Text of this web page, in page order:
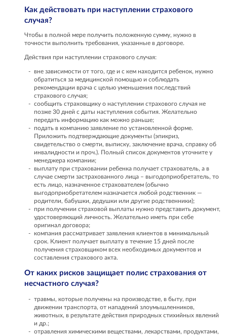
Как действовать при наступлении страхового
случая?
Чтобы в полной мере получить положенную сумму, нужно в
точности выполнить требования, указанные в договоре.
Действия при наступлении страхового случая:
вне зависимости от того, где и с кем находится ребенок, нужно
обратиться за медицинской помощью и соблюдать
рекомендации врача с целью уменьшения последствий
страхового случая;
сообщить страховщику о наступлении страхового случая не
позже 30 дней с даты наступления события. Желательно
передать информацию как можно раньше;
подать в компанию заявление по установленной форме.
Приложить подтверждающие документы (эпикриз,
свидетельство о смерти, выписку, заключение врача, справку об
инвалидности и проч.). Полный список документов уточните у
менеджера компании;
выплату при страховании ребенка получает страхователь, а в
случае смерти застрахованного лица – выгодоприобретатель, то
есть лицо, назначенное страхователем (обычно
выгодоприобретателем назначается любой родственник —
родители, бабушки, дедушки или другие родственники);
при получении страховой выплаты нужно представить документ,
удостоверяющий личность. Желательно иметь при себе
оригинал договора;
компания рассматривает заявления клиентов в минимальный
срок. Клиент получает выплату в течение 15 дней после
получения страховщиком всех необходимых документов и
составления страхового акта.
От каких рисков защищает полис страхования от
несчастного случая?
травмы, которые получены на производстве, в быту, при
движении транспорта, от нападений злоумышленников,
животных, в результате действия природных стихийных явлений
и др.;
отравления химическими веществами, лекарствами, продуктами,